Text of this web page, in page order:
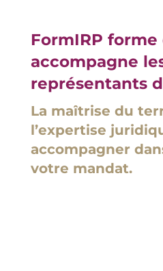
FormIRP forme
accompagne
représentants
La maîtrise du
l’expertise
accompagner
votre mandat.